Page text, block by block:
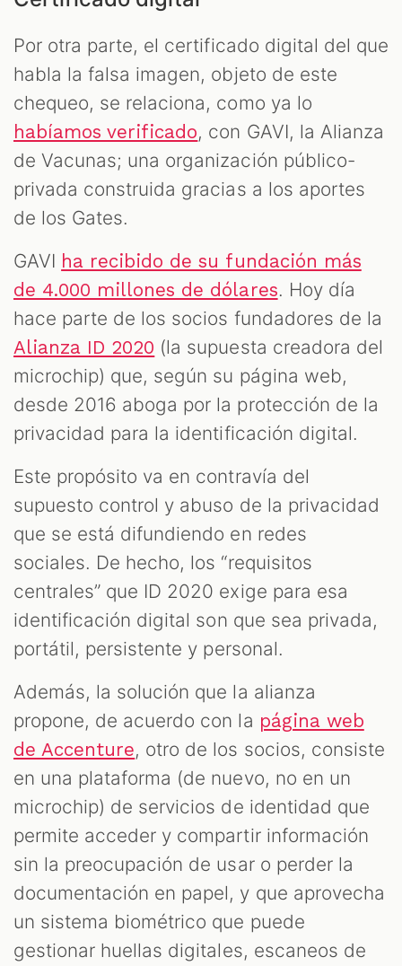
Por otra parte, el certificado digital del que
habla la falsa imagen, objeto de este
chequeo, se relaciona, como ya lo
habíamos verificado, con GAVI, la Alianza
de Vacunas; una organización público-
privada construida gracias a los aportes
de los Gates.
GAVI ha recibido de su fundación más
de 4.000 millones de dólares. Hoy día
hace parte de los socios fundadores de la
Alianza ID 2020 (la supuesta creadora del
microchip) que, según su página web,
desde 2016 aboga por la protección de la
privacidad para la identificación digital.
Este propósito va en contravía del
supuesto control y abuso de la privacidad
que se está difundiendo en redes
sociales. De hecho, los “requisitos
centrales” que ID 2020 exige para esa
identificación digital son que sea privada,
portátil, persistente y personal.
Además, la solución que la alianza
propone, de acuerdo con la página web
de Accenture, otro de los socios, consiste
en una plataforma (de nuevo, no en un
microchip) de servicios de identidad que
permite acceder y compartir información
sin la preocupación de usar o perder la
documentación en papel, y que aprovecha
un sistema biométrico que puede
gestionar huellas digitales, escaneos de